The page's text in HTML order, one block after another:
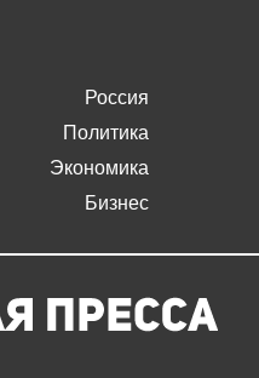
Россия
Политика
Экономика
Бизнес